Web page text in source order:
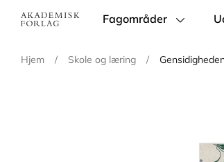
Main
Fagområder
Hjem / Skole og læring /